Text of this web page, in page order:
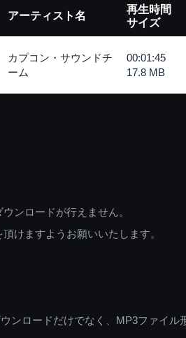
アーティスト名
再生時間
サイズ
カプコン・サウンドチ
ーム
00:01:45
17.8 MB
ンロードが行えません。
けますようお願いいたします。
ロードだけでなく、MP3ファイル